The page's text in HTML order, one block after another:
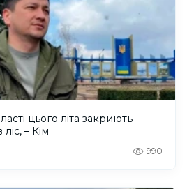
цього літа закриють
– Кім
990